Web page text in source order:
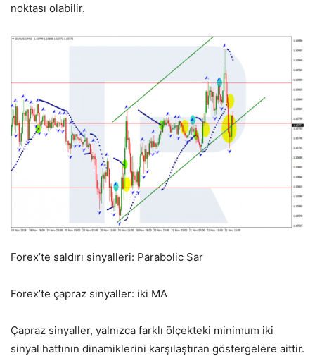
noktası olabilir.
Forex’te saldırı sinyalleri: Parabolic Sar
Forex’te çapraz sinyaller: iki MA
Çapraz sinyaller, yalnızca farklı ölçekteki minimum iki
sinyal hattının dinamiklerini karşılaştıran göstergelere aittir.